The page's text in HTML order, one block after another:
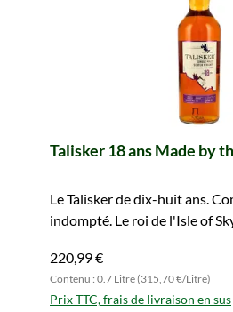
Talisker 18 ans Made by
Le Talisker de dix-huit ans.
indompté. Le roi de l'Isle of
220,99 €
Contenu : 0.7 Litre (315,70 €/Litre)
Prix TTC, frais de livraison en sus